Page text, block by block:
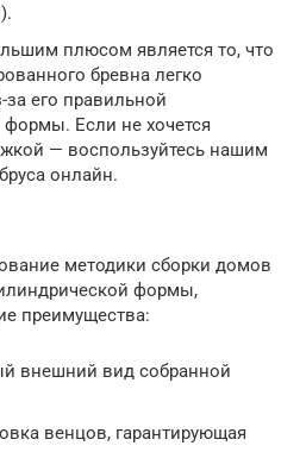
плюсом является то, что
бревна легко
за его правильной
формы. Если не хочется
— воспользуйтесь нашим
онлайн.
методики сборки домов
формы,
преимущества:
внешний вид собранной
венцов, гарантирующая